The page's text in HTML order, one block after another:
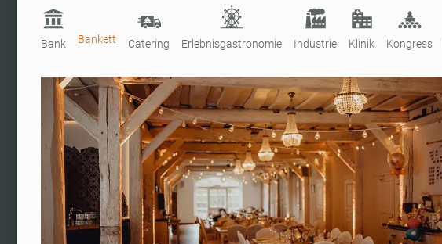
Bank Bankett Catering Erlebnisgastronomie Industrie Klinik Kongress